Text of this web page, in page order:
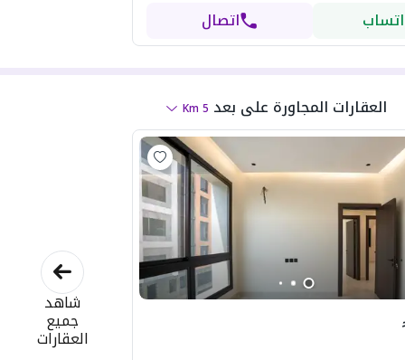
اتصال
العقارات المجاورة على بعد 5
Km
شاهد
جميع
العقارات